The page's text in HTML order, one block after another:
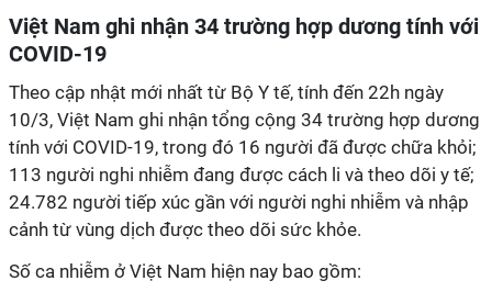
Việt Nam ghi nhận 34 trường hợp dương tính với
COVID-19
Theo cập nhật mới nhất từ Bộ Y tế, tính đến 22h ngày
10/3, Việt Nam ghi nhận tổng cộng 34 trường hợp dương
tính với COVID-19, trong đó 16 người đã được chữa khỏi;
113 người nghi nhiễm đang được cách li và theo dõi y tế;
24.782 người tiếp xúc gần với người nghi nhiễm và nhập
cảnh từ vùng dịch được theo dõi sức khỏe.
Số ca nhiễm ở Việt Nam hiện nay bao gồm: